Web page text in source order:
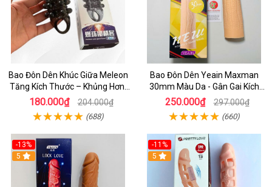
Bao Đôn Dên Khúc Giữa Meleon
Tăng Kích Thước – Khủng Hơn,
Chống Tuột
180.000₫ 204.000₫
(688)
Bao Đôn Dên Yeain Maxman
30mm Màu Da - Gân Gai Kích
Thích, Tăng Kích Thước Cực
Đỉnh
250.000₫ 297.000₫
(660)
-13%
5
-11%
5